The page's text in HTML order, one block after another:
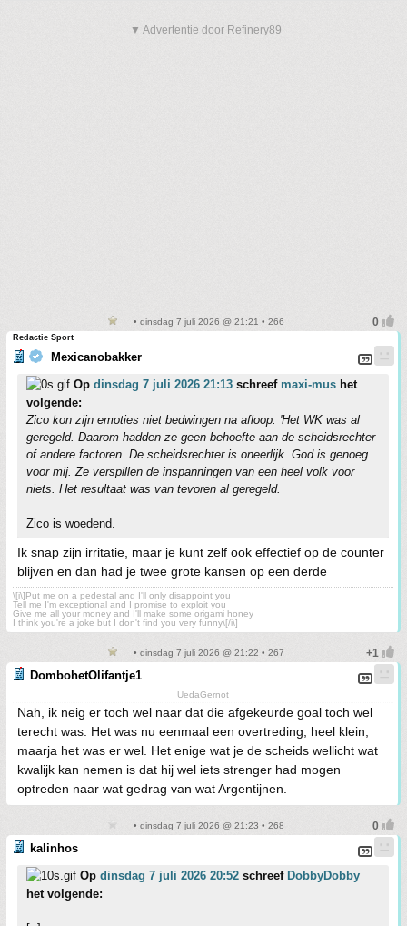
▼ Advertentie door Refinery89
• dinsdag 7 juli 2026 @ 21:21 • 266
Redactie Sport
Mexicanobakker
Op dinsdag 7 juli 2026 21:13 schreef maxi-mus het
volgende:
Zico kon zijn emoties niet bedwingen na afloop. 'Het WK was al
geregeld. Daarom hadden ze geen behoefte aan de scheidsrechter
of andere factoren. De scheidsrechter is oneerlijk. God is genoeg
voor mij. Ze verspillen de inspanningen van een heel volk voor
niets. Het resultaat was van tevoren al geregeld.
Zico is woedend.
Ik snap zijn irritatie, maar je kunt zelf ook effectief op de counter
blijven en dan had je twee grote kansen op een derde
\[i\]Put me on a pedestal and I'll only disappoint you
Tell me I'm exceptional and I promise to exploit you
Give me all your money and I'll make some origami honey
I think you're a joke but I don't find you very funny\[/i\]
• dinsdag 7 juli 2026 @ 21:22 • 267
DombohetOlifantje1
UedaGernot
Nah, ik neig er toch wel naar dat die afgekeurde goal toch wel
terecht was. Het was nu eenmaal een overtreding, heel klein,
maarja het was er wel. Het enige wat je de scheids wellicht wat
kwalijk kan nemen is dat hij wel iets strenger had mogen
optreden naar wat gedrag van wat Argentijnen.
• dinsdag 7 juli 2026 @ 21:23 • 268
kalinhos
Op dinsdag 7 juli 2026 20:52 schreef DobbyDobby
het volgende: